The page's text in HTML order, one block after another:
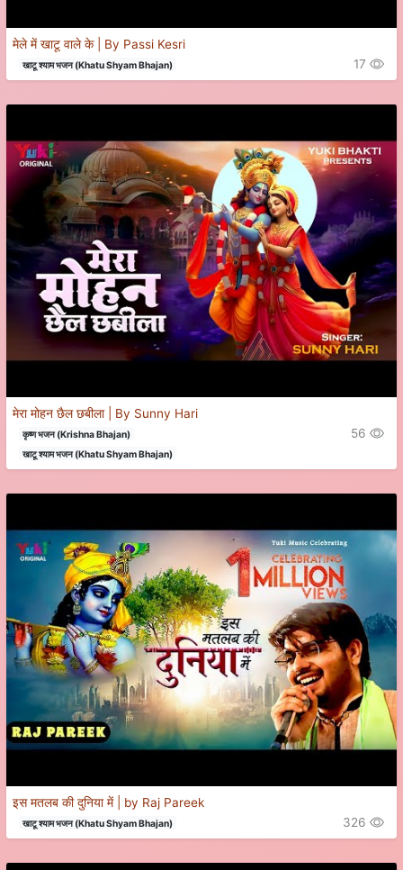
मेले में खाटू वाले के | By Passi Kesri
खाटू श्याम भजन (Khatu Shyam Bhajan) 17
मेरा मोहन छैल छबीला | By Sunny Hari
कृष्ण भजन (Krishna Bhajan)
खाटू श्याम भजन (Khatu Shyam Bhajan)
56
इस मतलब की दुनिया में | by Raj Pareek
खाटू श्याम भजन (Khatu Shyam Bhajan) 326